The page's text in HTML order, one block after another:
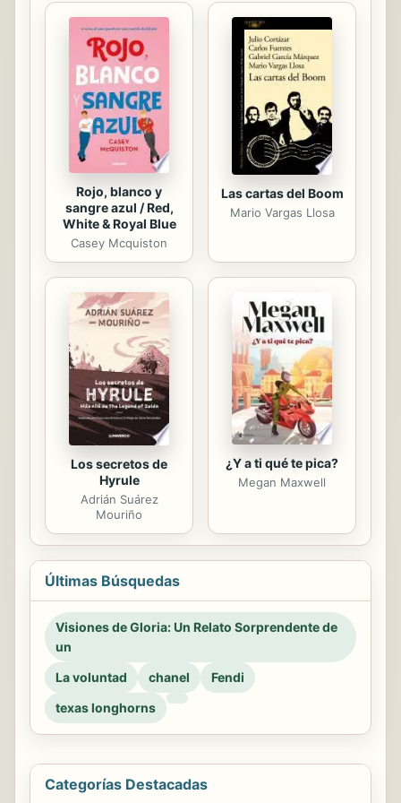
Duran i Lleida pone, negro sobre
blanco, su experiencia personal y su
visión del pasado, presente y futuro
de Cataluña y España. Unas
memorias en las que no esquiva las
cuestiones más controvertidas: las
tensiones entre la coalición de...
Rojo, blanco y
sangre azul / Red,
White & Royal Blue
Casey Mcquiston
Las cartas del Boom
Mario Vargas Llosa
Los secretos de
Hyrule
Adrián Suárez
Mouriño
¿Y a ti qué te pica?
Megan Maxwell
Últimas Búsquedas
Visiones de Gloria: Un Relato Sorprendente de
un
La voluntad
chanel
Fendi
texas longhorns
Categorías Destacadas